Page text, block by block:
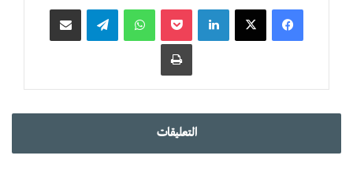
واتساب
التعليقات